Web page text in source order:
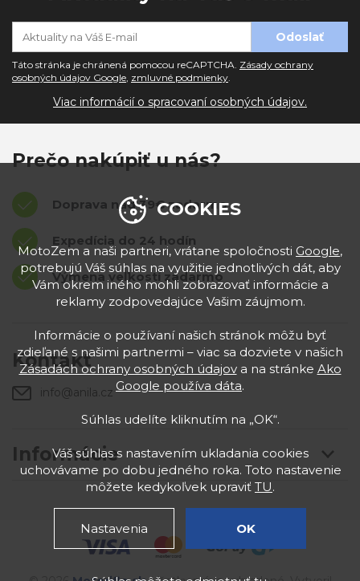
Táto stránka je chránená pomocou reCAPTCHA. Zásady ochrany
osobných údajov Google, zmluvné podmienky.
Viac informácií o spracovaní osobných údajov.
Prečo nakúpiť u nás?
Doprava nad 39€ zadarmo
Expedícia do 24 hodín
Výmena veľkostí zadarmo
Informácie
Kontakt
info@anila.cz
COOKIES
MotoZem a naši partneri, vrátane spoločnosti Google,
potrebujú Váš súhlas na využitie jednotlivých dát, aby
Vám okrem iného mohli zobrazovať informácie a
reklamy zodpovedajúce Vašim záujmom.
Informácie o používaní našich stránok môžu byť
zdieľané s našimi partnermi – viac sa dozviete v našich
Zásadách ochrany osobných údajova na stránke Ako
Google používa dáta.
Súhlas udelíte kliknutím na „OK“.
Váš súhlas s nastavením ukladania cookies
uchovávame po dobu jedného roka. Toto nastavenie
môžete kedykoľvek upraviť TU.
Nastavenia OK